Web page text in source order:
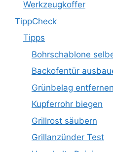
Werkzeugkoffer
TippCheck
Tipps
Bohrschablone
Backofentür
Grünbelag entfernen
Kupferrohr biegen
Grillrost säubern
Grillanzünder Test